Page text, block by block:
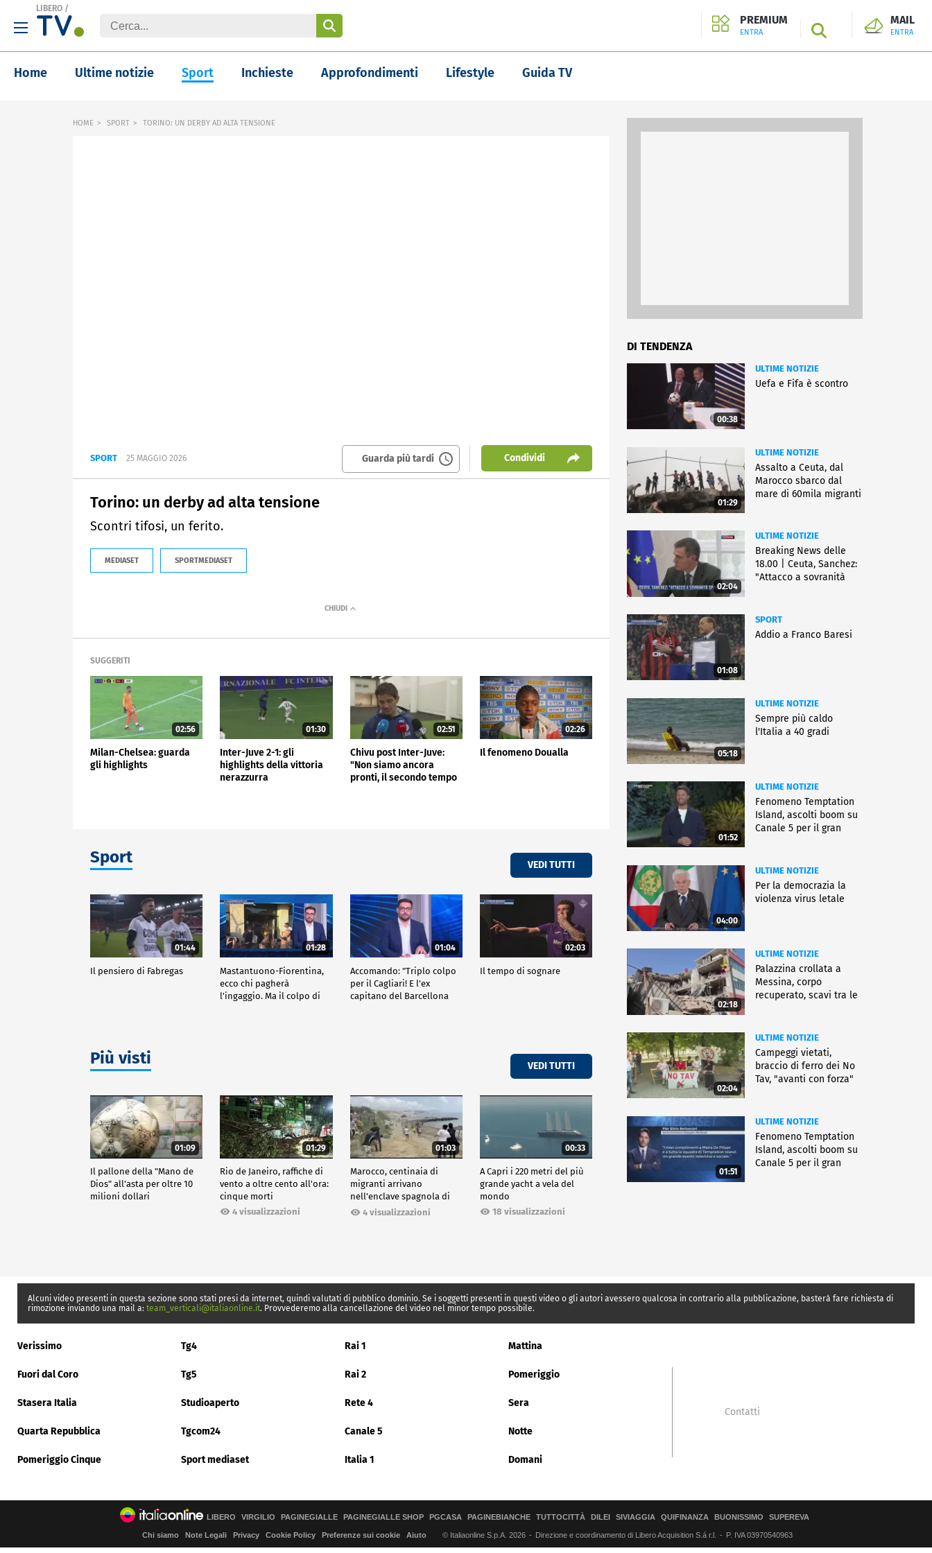
LIBERO /
PREMIUM
ENTRA SEARCH
MAIL
ENTRA
Home Ultime notizie Sport Inchieste Approfondimenti Lifestyle Guida TV
HOME SPORT TORINO: UN DERBY AD ALTA TENSIONE
SPORT 25 MAGGIO 2026 Guarda più tardi Condividi
Torino: un derby ad alta tensione
Scontri tifosi, un ferito.
MEDIASET SPORTMEDIASET
SUGGERITI
02:56
Milan-Chelsea: guarda
gli highlights
01:30
Inter-Juve 2-1: gli
highlights della vittoria
nerazzurra
02:51
Chivu post Inter-Juve:
"Non siamo ancora
pronti, il secondo tempo
02:26
Il fenomeno Doualla
Sport VEDI TUTTI
01:44
Il pensiero di Fabregas
01:28
Mastantuono-Fiorentina,
ecco chi pagherà
l'ingaggio. Ma il colpo di
01:04
Accomando: "Triplo colpo
per il Cagliari! E l'ex
capitano del Barcellona
02:03
Il tempo di sognare
Più visti VEDI TUTTI
01:09
Il pallone della "Mano de
Dios" all'asta per oltre 10
milioni dollari
01:29
Rio de Janeiro, raffiche di
vento a oltre cento all'ora:
cinque morti
4 visualizzazioni
01:03
Marocco, centinaia di
migranti arrivano
nell'enclave spagnola di
Ceuta4 visualizzazioni
00:33
A Capri i 220 metri del più
grande yacht a vela del
mondo
18 visualizzazioni
DI TENDENZA
00:38
ULTIME NOTIZIE
Uefa e Fifa è scontro
01:29
ULTIME NOTIZIE
Assalto a Ceuta, dal
Marocco sbarco dal
mare di 60mila migranti
02:04
ULTIME NOTIZIE
Breaking News delle
18.00 | Ceuta, Sanchez:
"Attacco a sovranità
01:08
SPORT
Addio a Franco Baresi
05:18
ULTIME NOTIZIE
Sempre più caldo
l'Italia a 40 gradi
01:52
ULTIME NOTIZIE
Fenomeno Temptation
Island, ascolti boom su
Canale 5 per il gran
04:00
ULTIME NOTIZIE
Per la democrazia la
violenza virus letale
02:18
ULTIME NOTIZIE
Palazzina crollata a
Messina, corpo
recuperato, scavi tra le
02:04
ULTIME NOTIZIE
Campeggi vietati,
braccio di ferro dei No
Tav, "avanti con forza"
01:51
ULTIME NOTIZIE
Fenomeno Temptation
Island, ascolti boom su
Canale 5 per il gran
Alcuni video presenti in questa sezione sono stati presi da internet, quindi valutati di pubblico dominio. Se i soggetti presenti in questi video o gli autori avessero qualcosa in contrario alla pubblicazione, basterà fare richiesta di
rimozione inviando una mail a: team_verticali@italiaonline.it. Provvederemo alla cancellazione del video nel minor tempo possibile.
Verissimo Tg4 Rai 1 Mattina
Fuori dal Coro Tg5 Rai 2 Pomeriggio
Stasera Italia Studioaperto Rete 4 Sera
Quarta Repubblica Tgcom24 Canale 5 Notte
Pomeriggio Cinque Sport mediaset Italia 1 Domani
Contatti
LIBERO VIRGILIO PAGINEGIALLE PAGINEGIALLE SHOP PGCASA PAGINEBIANCHE TUTTOCITTÀ DILEI SIVIAGGIA QUIFINANZA BUONISSIMO SUPEREVA
Chi siamo Note Legali Privacy Cookie Policy Preferenze sui cookie Aiuto © Italiaonline S.p.A. 2026 Direzione e coordinamento di Libero Acquisition S.á r.l. P. IVA 03970540963